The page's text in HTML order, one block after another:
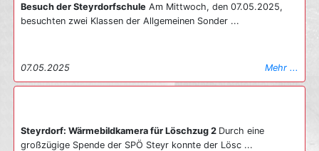
Besuch der Steyrdorfschule Am Mittwoch, den 07.05.2025,
besuchten zwei Klassen der Allgemeinen Sonder ...
07.05.2025 Mehr ...
Steyrdorf: Wärmebildkamera für Löschzug 2 Durch eine
großzügige Spende der SPÖ Steyr konnte der Lösc ...